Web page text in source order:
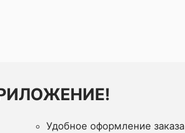
Удобное оформление заказа